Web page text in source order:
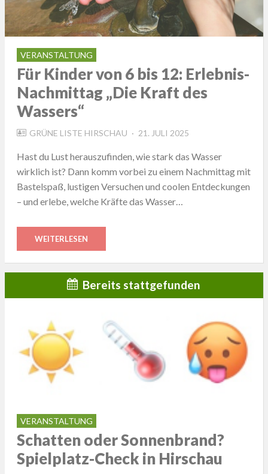
VERANSTALTUNG
Für Kinder von 6 bis 12: Erlebnis-
Nachmittag „Die Kraft des
Wassers“
GRÜNE LISTE HIRSCHAU
POSTED
21. JULI 2025
Hast du Lust herauszufinden, wie stark das Wasser
wirklich ist? Dann komm vorbei zu einem Nachmittag mit
Bastelspaß, lustigen Versuchen und coolen Entdeckungen
– und erlebe, welche Kräfte das Wasser…
WEITERLESEN
Bereits stattgefunden
VERANSTALTUNG
Schatten oder Sonnenbrand?
Spielplatz-Check in Hirschau